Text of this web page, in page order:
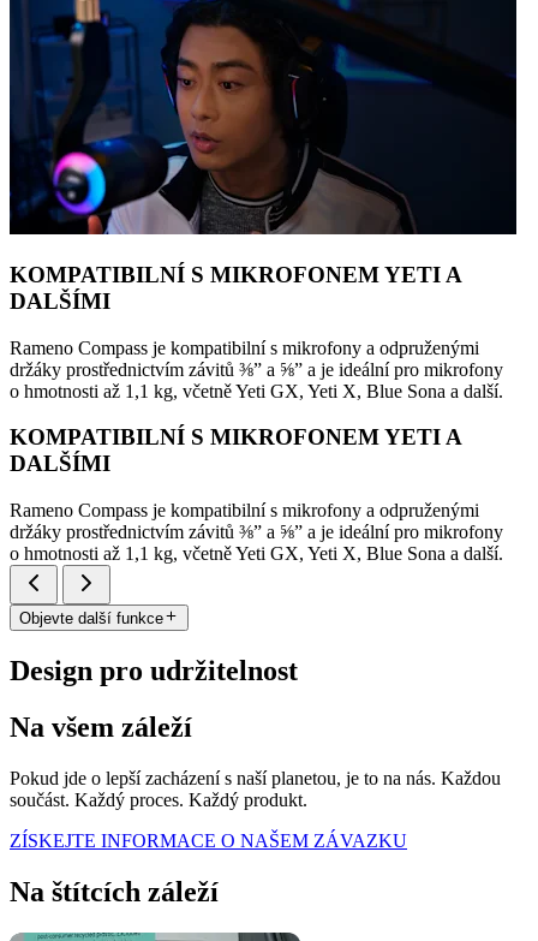
KOMPATIBILNÍ S MIKROFONEM YETI A
DALŠÍMI
Rameno Compass je kompatibilní s mikrofony a odpruženými
držáky prostřednictvím závitů ⅜” a ⅝” a je ideální pro mikrofony
o hmotnosti až 1,1 kg, včetně Yeti GX, Yeti X, Blue Sona a další.
KOMPATIBILNÍ S MIKROFONEM YETI A
DALŠÍMI
Rameno Compass je kompatibilní s mikrofony a odpruženými
držáky prostřednictvím závitů ⅜” a ⅝” a je ideální pro mikrofony
o hmotnosti až 1,1 kg, včetně Yeti GX, Yeti X, Blue Sona a další.
Objevte další funkce
Design pro udržitelnost
Na všem záleží
Pokud jde o lepší zacházení s naší planetou, je to na nás. Každou
součást. Každý proces. Každý produkt.
ZÍSKEJTE INFORMACE O NAŠEM ZÁVAZKU
Na štítcích záleží